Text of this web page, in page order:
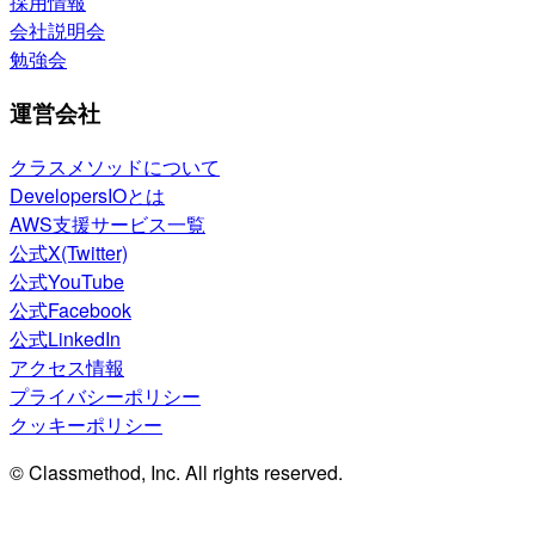
会社説明会
勉強会
運営会社
クラスメソッドについて
DevelopersIOとは
AWS支援サービス一覧
公式X(Twitter)
公式YouTube
公式Facebook
公式LinkedIn
アクセス情報
プライバシーポリシー
クッキーポリシー
© Classmethod, Inc. All rights reserved.